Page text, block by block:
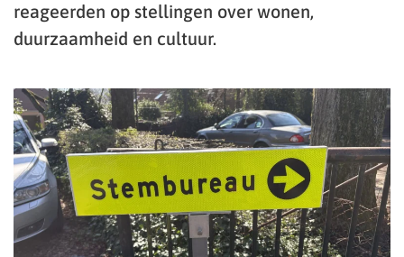
reageerden op stellingen over wonen,
duurzaamheid en cultuur.